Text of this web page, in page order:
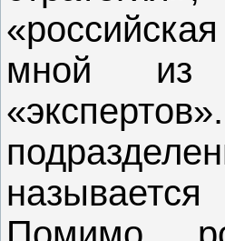
мной из
называется